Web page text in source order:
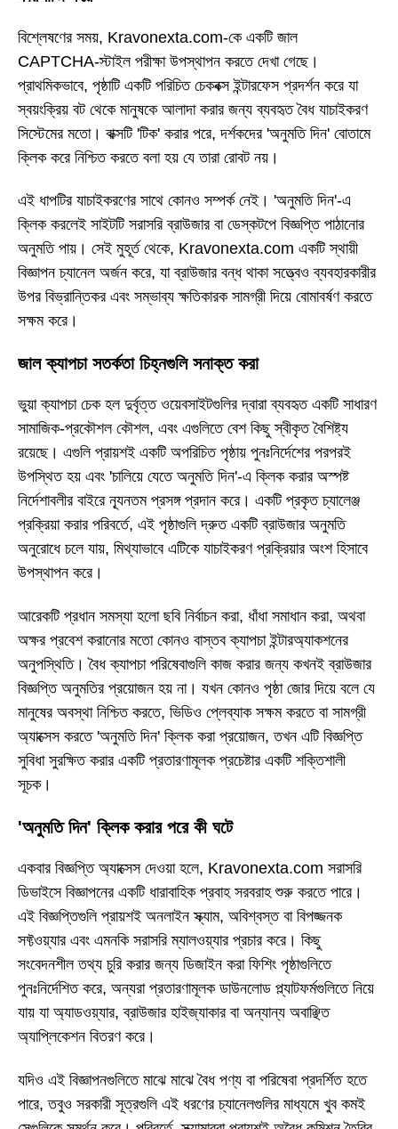
বিশ্লেষণের সময়, Kravonexta.com-কে একটি জাল
CAPTCHA-স্টাইল পরীক্ষা উপস্থাপন করতে দেখা গেছে।
প্রাথমিকভাবে, পৃষ্ঠাটি একটি পরিচিত চেকবক্স ইন্টারফেস প্রদর্শন করে যা
স্বয়ংক্রিয় বট থেকে মানুষকে আলাদা করার জন্য ব্যবহৃত বৈধ যাচাইকরণ
সিস্টেমের মতো। বাক্সটি 'টিক' করার পরে, দর্শকদের 'অনুমতি দিন' বোতামে
ক্লিক করে নিশ্চিত করতে বলা হয় যে তারা রোবট নয়।
এই ধাপটির যাচাইকরণের সাথে কোনও সম্পর্ক নেই। 'অনুমতি দিন'-এ
ক্লিক করলেই সাইটটি সরাসরি ব্রাউজার বা ডেস্কটপে বিজ্ঞপ্তি পাঠানোর
অনুমতি পায়। সেই মুহূর্ত থেকে, Kravonexta.com একটি স্থায়ী
বিজ্ঞাপন চ্যানেল অর্জন করে, যা ব্রাউজার বন্ধ থাকা সত্ত্বেও ব্যবহারকারীর
উপর বিভ্রান্তিকর এবং সম্ভাব্য ক্ষতিকারক সামগ্রী দিয়ে বোমাবর্ষণ করতে
সক্ষম করে।
জাল ক্যাপচা সতর্কতা চিহ্নগুলি সনাক্ত করা
ভুয়া ক্যাপচা চেক হল দুর্বৃত্ত ওয়েবসাইটগুলির দ্বারা ব্যবহৃত একটি সাধারণ
সামাজিক-প্রকৌশল কৌশল, এবং এগুলিতে বেশ কিছু স্বীকৃত বৈশিষ্ট্য
রয়েছে। এগুলি প্রায়শই একটি অপরিচিত পৃষ্ঠায় পুনঃনির্দেশের পরপরই
উপস্থিত হয় এবং 'চালিয়ে যেতে অনুমতি দিন'-এ ক্লিক করার অস্পষ্ট
নির্দেশাবলীর বাইরে ন্যূনতম প্রসঙ্গ প্রদান করে। একটি প্রকৃত চ্যালেঞ্জ
প্রক্রিয়া করার পরিবর্তে, এই পৃষ্ঠাগুলি দ্রুত একটি ব্রাউজার অনুমতি
অনুরোধে চলে যায়, মিথ্যাভাবে এটিকে যাচাইকরণ প্রক্রিয়ার অংশ হিসাবে
উপস্থাপন করে।
আরেকটি প্রধান সমস্যা হলো ছবি নির্বাচন করা, ধাঁধা সমাধান করা, অথবা
অক্ষর প্রবেশ করানোর মতো কোনও বাস্তব ক্যাপচা ইন্টারঅ্যাকশনের
অনুপস্থিতি। বৈধ ক্যাপচা পরিষেবাগুলি কাজ করার জন্য কখনই ব্রাউজার
বিজ্ঞপ্তি অনুমতির প্রয়োজন হয় না। যখন কোনও পৃষ্ঠা জোর দিয়ে বলে যে
মানুষের অবস্থা নিশ্চিত করতে, ভিডিও প্লেব্যাক সক্ষম করতে বা সামগ্রী
অ্যাক্সেস করতে 'অনুমতি দিন' ক্লিক করা প্রয়োজন, তখন এটি বিজ্ঞপ্তি
সুবিধা সুরক্ষিত করার একটি প্রতারণামূলক প্রচেষ্টার একটি শক্তিশালী
সূচক।
'অনুমতি দিন' ক্লিক করার পরে কী ঘটে
একবার বিজ্ঞপ্তি অ্যাক্সেস দেওয়া হলে, Kravonexta.com সরাসরি
ডিভাইসে বিজ্ঞাপনের একটি ধারাবাহিক প্রবাহ সরবরাহ শুরু করতে পারে।
এই বিজ্ঞপ্তিগুলি প্রায়শই অনলাইন স্ক্যাম, অবিশ্বস্ত বা বিপজ্জনক
সফ্টওয়্যার এবং এমনকি সরাসরি ম্যালওয়্যার প্রচার করে। কিছু
সংবেদনশীল তথ্য চুরি করার জন্য ডিজাইন করা ফিশিং পৃষ্ঠাগুলিতে
পুনঃনির্দেশিত করে, অন্যরা প্রতারণামূলক ডাউনলোড প্ল্যাটফর্মগুলিতে নিয়ে
যায় যা অ্যাডওয়্যার, ব্রাউজার হাইজ্যাকার বা অন্যান্য অবাঞ্ছিত
অ্যাপ্লিকেশন বিতরণ করে।
যদিও এই বিজ্ঞাপনগুলিতে মাঝে মাঝে বৈধ পণ্য বা পরিষেবা প্রদর্শিত হতে
পারে, তবুও সরকারী সূত্রগুলি এই ধরণের চ্যানেলগুলির মাধ্যমে খুব কমই